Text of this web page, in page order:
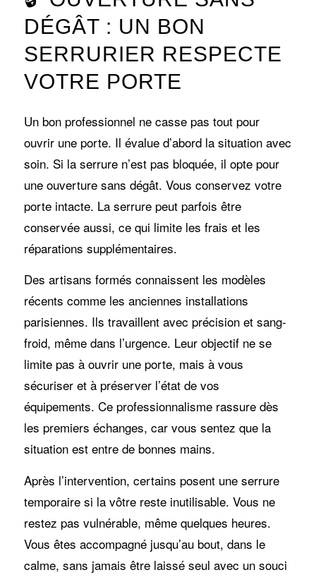
DÉGÂT : UN BON
SERRURIER RESPECTE
VOTRE PORTE
Un bon professionnel ne casse pas tout pour
ouvrir une porte. Il évalue d’abord la situation avec
soin. Si la serrure n’est pas bloquée, il opte pour
une ouverture sans dégât. Vous conservez votre
porte intacte. La serrure peut parfois être
conservée aussi, ce qui limite les frais et les
réparations supplémentaires.
Des artisans formés connaissent les modèles
récents comme les anciennes installations
parisiennes. Ils travaillent avec précision et sang-
froid, même dans l’urgence. Leur objectif ne se
limite pas à ouvrir une porte, mais à vous
sécuriser et à préserver l’état de vos
équipements. Ce professionnalisme rassure dès
les premiers échanges, car vous sentez que la
situation est entre de bonnes mains.
Après l’intervention, certains posent une serrure
temporaire si la vôtre reste inutilisable. Vous ne
restez pas vulnérable, même quelques heures.
Vous êtes accompagné jusqu’au bout, dans le
calme, sans jamais être laissé seul avec un souci